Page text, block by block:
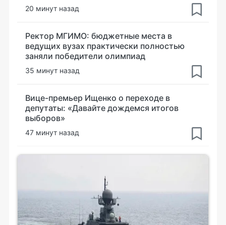
20 минут назад
Ректор МГИМО: бюджетные места в
ведущих вузах практически полностью
заняли победители олимпиад
35 минут назад
Вице-премьер Ищенко о переходе в
депутаты: «Давайте дождемся итогов
выборов»
47 минут назад